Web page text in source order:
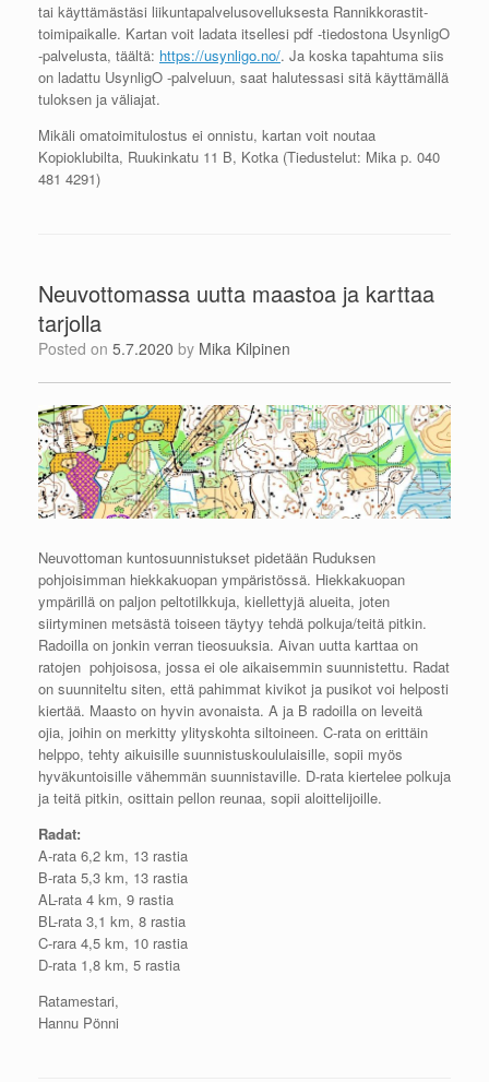
tai käyttämästäsi liikuntapalvelusovelluksesta Rannikkorastit-
toimipaikalle. Kartan voit ladata itsellesi pdf -tiedostona UsynligO
-palvelusta, täältä: https://usynligo.no/. Ja koska tapahtuma siis
on ladattu UsynligO -palveluun, saat halutessasi sitä käyttämällä
tuloksen ja väliajat.
Mikäli omatoimitulostus ei onnistu, kartan voit noutaa
Kopioklubilta, Ruukinkatu 11 B, Kotka (Tiedustelut: Mika p. 040
481 4291)
Neuvottomassa uutta maastoa ja karttaa
tarjolla
Posted on 5.7.2020 by Mika Kilpinen
Neuvottoman kuntosuunnistukset pidetään Ruduksen
pohjoisimman hiekkakuopan ympäristössä. Hiekkakuopan
ympärillä on paljon peltotilkkuja, kiellettyjä alueita, joten
siirtyminen metsästä toiseen täytyy tehdä polkuja/teitä pitkin.
Radoilla on jonkin verran tieosuuksia. Aivan uutta karttaa on
ratojen pohjoisosa, jossa ei ole aikaisemmin suunnistettu. Radat
on suunniteltu siten, että pahimmat kivikot ja pusikot voi helposti
kiertää. Maasto on hyvin avonaista. A ja B radoilla on leveitä
ojia, joihin on merkitty ylityskohta siltoineen. C-rata on erittäin
helppo, tehty aikuisille suunnistuskoululaisille, sopii myös
hyväkuntoisille vähemmän suunnistaville. D-rata kiertelee polkuja
ja teitä pitkin, osittain pellon reunaa, sopii aloittelijoille.
Radat:
A-rata 6,2 km, 13 rastia
B-rata 5,3 km, 13 rastia
AL-rata 4 km, 9 rastia
BL-rata 3,1 km, 8 rastia
C-rara 4,5 km, 10 rastia
D-rata 1,8 km, 5 rastia
Ratamestari,
Hannu Pönni